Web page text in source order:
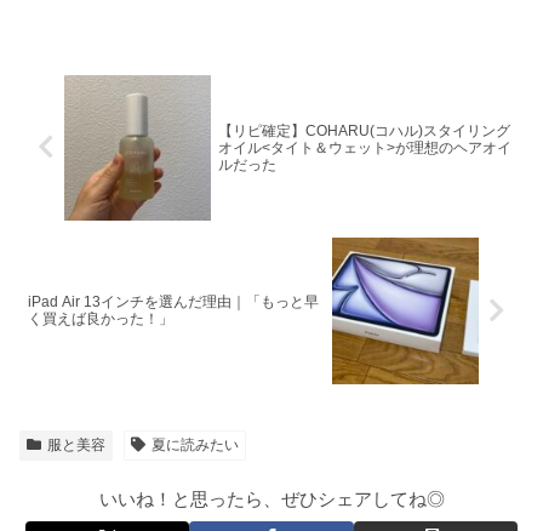
【リピ確定】COHARU(コハル)スタイリング
オイル<タイト＆ウェット>が理想のヘアオイ
ルだった
iPad Air 13インチを選んだ理由｜「もっと早
く買えば良かった！」
服と美容 夏に読みたい
いいね！と思ったら、ぜひシェアしてね◎